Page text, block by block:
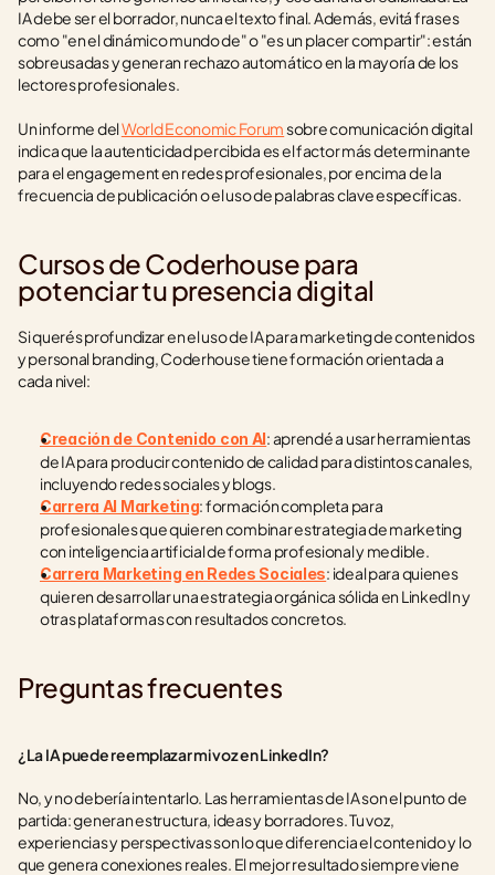
IA debe ser el borrador, nunca el texto final. Además, evitá frases
como "en el dinámico mundo de" o "es un placer compartir": están
sobreusadas y generan rechazo automático en la mayoría de los
lectores profesionales.
Un informe del World Economic Forum sobre comunicación digital
indica que la autenticidad percibida es el factor más determinante
para el engagement en redes profesionales, por encima de la
frecuencia de publicación o el uso de palabras clave específicas.
Cursos de Coderhouse para
potenciar tu presencia digital
Si querés profundizar en el uso de IA para marketing de contenidos
y personal branding, Coderhouse tiene formación orientada a
cada nivel:
Creación de Contenido con AI: aprendé a usar herramientas
de IA para producir contenido de calidad para distintos canales,
incluyendo redes sociales y blogs.
Carrera AI Marketing: formación completa para
profesionales que quieren combinar estrategia de marketing
con inteligencia artificial de forma profesional y medible.
Carrera Marketing en Redes Sociales: ideal para quienes
quieren desarrollar una estrategia orgánica sólida en LinkedIn y
otras plataformas con resultados concretos.
Preguntas frecuentes
¿La IA puede reemplazar mi voz en LinkedIn?
No, y no debería intentarlo. Las herramientas de IA son el punto de
partida: generan estructura, ideas y borradores. Tu voz,
experiencias y perspectivas son lo que diferencia el contenido y lo
que genera conexiones reales. El mejor resultado siempre viene